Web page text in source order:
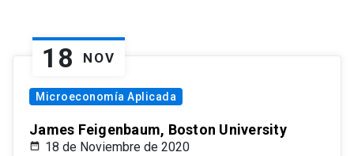
18 NOV
Microeconomía Aplicada
James Feigenbaum, Boston University
18 de Noviembre de 2020